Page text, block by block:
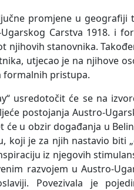
promjene u
Ugarskog Carstva 1918. i
njihovih stanovnika.
utjecao je na njihove
formalnih pristupa.
usredotočit će se na
postojanja Austro-
će u obzir događanja u
koji je za njih nastavio
iz njegovih
razvojem u Austro-
Povezivala je